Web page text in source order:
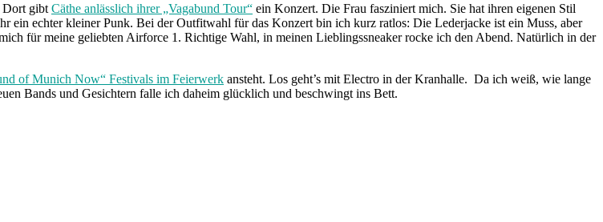
Dort gibt Cäthe anlässlich ihrer „Vagabund Tour“ ein Konzert. Die Frau fasziniert mich. Sie hat ihren eigenen Stil
echter kleiner Punk. Bei der Outfitwahl für das Konzert bin ich kurz ratlos: Die Lederjacke ist ein Muss, aber
für meine geliebten Airforce 1. Richtige Wahl, in meinen Lieblingssneaker rocke ich den Abend. Natürlich in der
of Munich Now“ Festivals im Feierwerk ansteht. Los geht’s mit Electro in der Kranhalle. Da ich weiß, wie lange
Bands und Gesichtern falle ich daheim glücklich und beschwingt ins Bett.